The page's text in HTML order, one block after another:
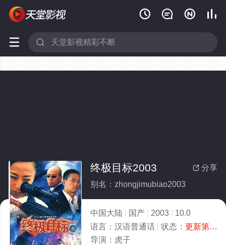
   
 
 分享
终极目标2003
别名：zhongjimubiao2003
中国大陆 国产 2003
10.0
语言： 汉语普通话 状态： 更新第24集
导演： 虎子